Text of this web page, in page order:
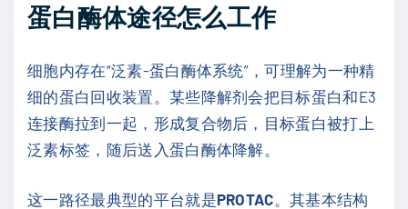
蛋白酶体途径怎么工作
细胞内存在“泛素-蛋白酶体系统”，可理解为一种精
细的蛋白回收装置。某些降解剂会把目标蛋白和E3
连接酶拉到一起，形成复合物后，目标蛋白被打上
泛素标签，随后送入蛋白酶体降解。
这一路径最典型的平台就是PROTAC 。其基本结构